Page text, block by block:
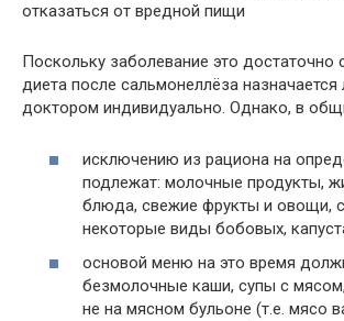
отказаться от вредной пищи
Поскольку заболевание это достаточно
диета после сальмонеллёза
доктором индивидуально. Однако, в
исключению из рациона на
подлежат: молочные продукты,
блюда, свежие фрукты и овощи,
некоторые виды бобовых,
основой меню на это время
безмолочные каши, супы с
не на мясном бульоне (т.е. мясо